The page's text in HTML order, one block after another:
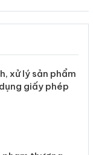
xử lý sản phẩm
giấy phép